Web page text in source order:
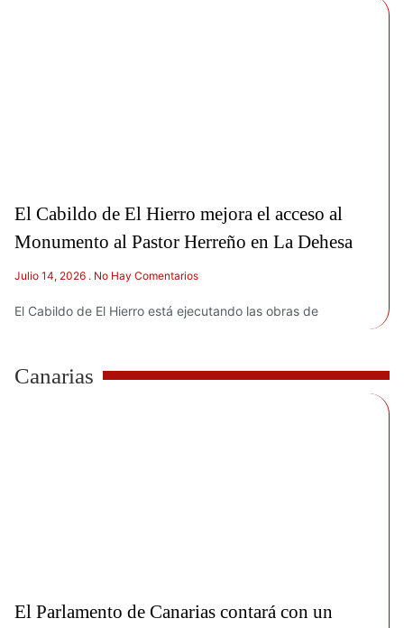
El Cabildo de El Hierro mejora el acceso al
Monumento al Pastor Herreño en La Dehesa
Julio 14, 2026 No Hay Comentarios
El Cabildo de El Hierro está ejecutando las obras de
Canarias
El Parlamento de Canarias contará con un